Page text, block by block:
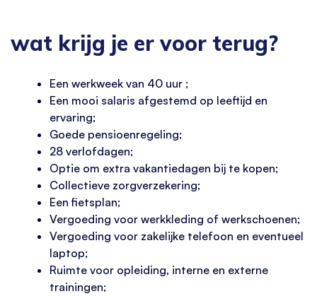
wat krijg je er voor terug?
Een werkweek van 40 uur ;
Een mooi salaris afgestemd op leeftijd en
ervaring;
Goede pensioenregeling;
28 verlofdagen;
Optie om extra vakantiedagen bij te kopen;
Collectieve zorgverzekering;
Een fietsplan;
Vergoeding voor werkkleding of werkschoenen;
Vergoeding voor zakelijke telefoon en eventueel
laptop;
Ruimte voor opleiding, interne en externe
trainingen;